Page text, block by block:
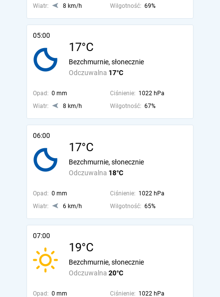
Wiatr:
8 km/h Wilgotność: 69%
05:00
17°C
Odczuwalna 17°C
Bezchmurnie, słonecznie
Opad: 0 mm Ciśnienie: 1022 hPa
Wiatr:
8 km/h Wilgotność: 67%
06:00
17°C
Odczuwalna 18°C
Bezchmurnie, słonecznie
Opad: 0 mm Ciśnienie: 1022 hPa
Wiatr:
6 km/h Wilgotność: 65%
07:00
19°C
Odczuwalna 20°C
Bezchmurnie, słonecznie
Opad: 0 mm Ciśnienie: 1022 hPa